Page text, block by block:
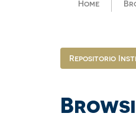
Home
Repositorio